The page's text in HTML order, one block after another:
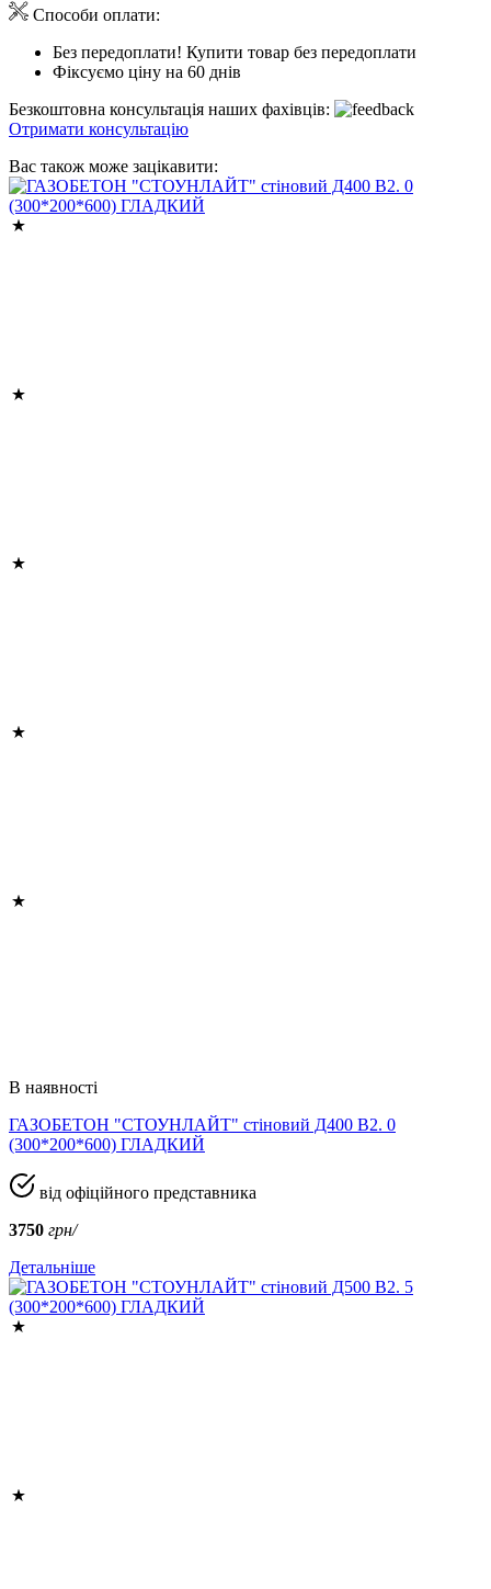
Способи оплати:
Без передоплати! Купити товар без передоплати
Фіксуємо ціну на 60 днів
Безкоштовна консультація наших фахівців:
Отримати консультацію
Вас також може зацікавити:
В наявності
ГАЗОБЕТОН "СТОУНЛАЙТ" стіновий Д400 В2. 0
(300*200*600) ГЛАДКИЙ
від офіційного представника
3750 грн/
Детальніше